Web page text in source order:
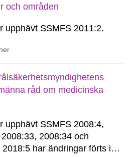
och områden
upphävt SSMFS 2011:2.
råd om medicinska
upphävt SSMFS 2008:4,
2008:34 och
har ändringar förts in